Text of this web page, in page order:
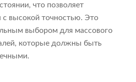
что позволяет
с высокой точностью. Это
выбором для массового
которые должны быть